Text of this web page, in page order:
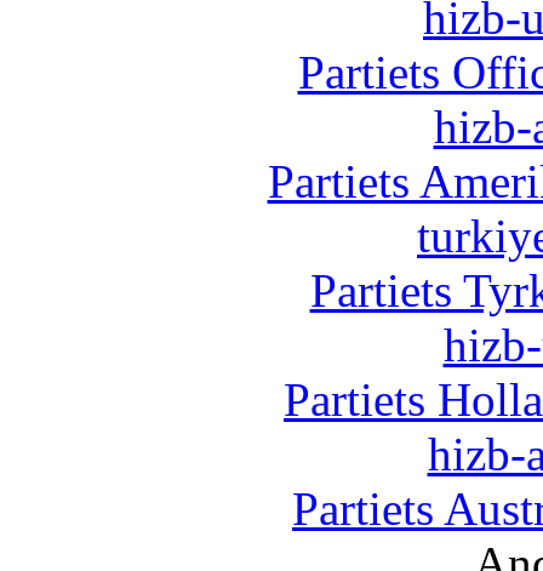
hizb-
Partiets
hizb-
Partiets
Partiets
Partiets
hizb-
Partiets